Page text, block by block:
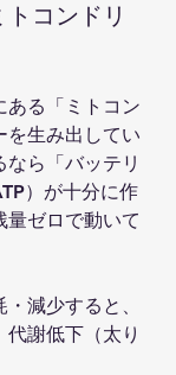
コンドリ
ある「ミトコン
を生み出してい
なら「バッテリ
）が十分に作
量ゼロで動いて
減少すると、
謝低下（太り